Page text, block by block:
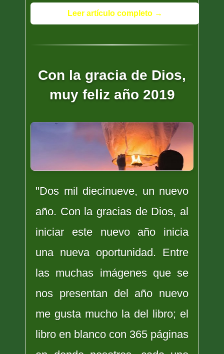
Leer artículo completo →
Con la gracia de Dios,
muy feliz año 2019
"Dos mil diecinueve, un nuevo
año. Con la gracias de Dios, al
iniciar este nuevo año inicia
una nueva oportunidad. Entre
las muchas imágenes que se
nos presentan del año nuevo
me gusta mucho la del libro; el
libro en blanco con 365 páginas